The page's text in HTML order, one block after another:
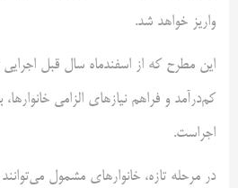
واریز خواهد شد.
این مطرح که از اسفندماه سال قبل اجرایی
کم‌درآمد و فراهم نیازهای الزامی
اجراست.